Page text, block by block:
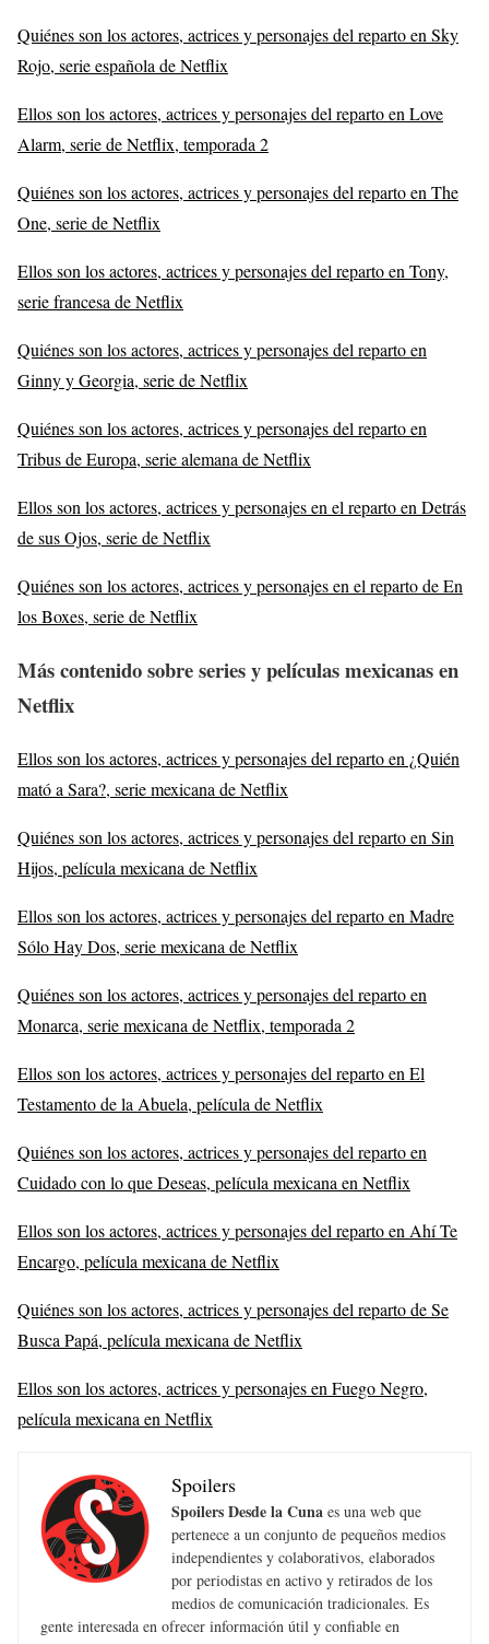
Quiénes son los actores, actrices y personajes del reparto en Sky
Rojo, serie española de Netflix
Ellos son los actores, actrices y personajes del reparto en Love
Alarm, serie de Netflix, temporada 2
Quiénes son los actores, actrices y personajes del reparto en The
One, serie de Netflix
Ellos son los actores, actrices y personajes del reparto en Tony,
serie francesa de Netflix
Quiénes son los actores, actrices y personajes del reparto en
Ginny y Georgia, serie de Netflix
Quiénes son los actores, actrices y personajes del reparto en
Tribus de Europa, serie alemana de Netflix
Ellos son los actores, actrices y personajes en el reparto en Detrás
de sus Ojos, serie de Netflix
Quiénes son los actores, actrices y personajes en el reparto de En
los Boxes, serie de Netflix
Más contenido sobre series y películas mexicanas en
Netflix
Ellos son los actores, actrices y personajes del reparto en ¿Quién
mató a Sara?, serie mexicana de Netflix
Quiénes son los actores, actrices y personajes del reparto en Sin
Hijos, película mexicana de Netflix
Ellos son los actores, actrices y personajes del reparto en Madre
Sólo Hay Dos, serie mexicana de Netflix
Quiénes son los actores, actrices y personajes del reparto en
Monarca, serie mexicana de Netflix, temporada 2
Ellos son los actores, actrices y personajes del reparto en El
Testamento de la Abuela, película de Netflix
Quiénes son los actores, actrices y personajes del reparto en
Cuidado con lo que Deseas, película mexicana en Netflix
Ellos son los actores, actrices y personajes del reparto en Ahí Te
Encargo, película mexicana de Netflix
Quiénes son los actores, actrices y personajes del reparto de Se
Busca Papá, película mexicana de Netflix
Ellos son los actores, actrices y personajes en Fuego Negro,
película mexicana en Netflix
Spoilers
Spoilers Desde la Cuna es una web que
pertenece a un conjunto de pequeños medios
independientes y colaborativos, elaborados
por periodistas en activo y retirados de los
medios de comunicación tradicionales. Es
gente interesada en ofrecer información útil y confiable en